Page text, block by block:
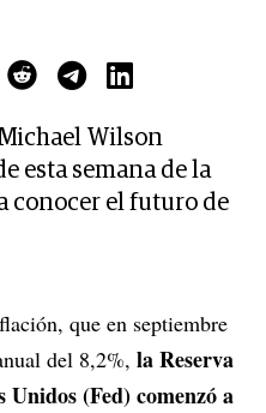
Wilson
esta semana de la
conocer el futuro de
que en septiembre
del 8,2%, la Reserva
Unidos (Fed) comenzó a